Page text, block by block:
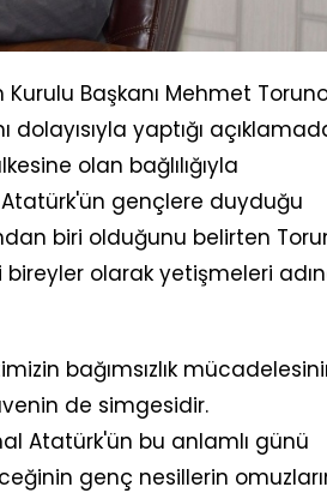
Başkanı Mehmet
yaptığı
olan bağlılığıyla
gençlere duyduğu
biri olduğunu belirten
olarak yetişmeleri
bağımsızlık
de simgesidir.
Atatürk'ün bu anlamlı günü
genç nesillerin